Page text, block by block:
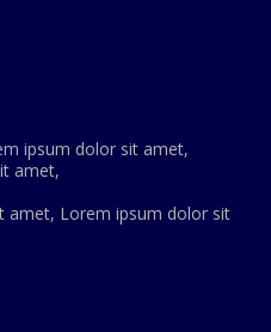
ipsum dolor sit amet,
amet,
amet, Lorem ipsum dolor sit